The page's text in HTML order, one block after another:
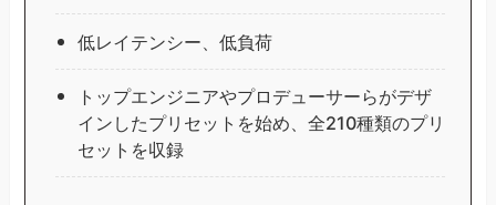
低レイテンシー、低負荷
トップエンジニアやプロデューサーらがデザ
インしたプリセットを始め、全210種類のプリ
セットを収録